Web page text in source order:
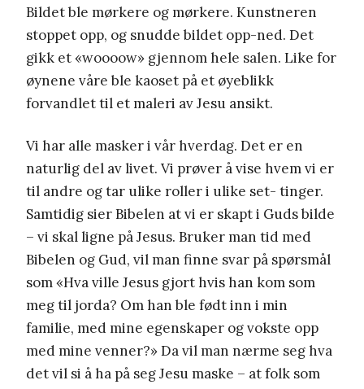
Bildet ble mørkere og mørkere. Kunstneren
stoppet opp, og snudde bildet opp-ned. Det
gikk et «woooow» gjennom hele salen. Like for
øynene våre ble kaoset på et øyeblikk
forvandlet til et maleri av Jesu ansikt.
Vi har alle masker i vår hverdag. Det er en
naturlig del av livet. Vi prøver å vise hvem vi er
til andre og tar ulike roller i ulike set- tinger.
Samtidig sier Bibelen at vi er skapt i Guds bilde
– vi skal ligne på Jesus. Bruker man tid med
Bibelen og Gud, vil man finne svar på spørsmål
som «Hva ville Jesus gjort hvis han kom som
meg til jorda? Om han ble født inn i min
familie, med mine egenskaper og vokste opp
med mine venner?» Da vil man nærme seg hva
det vil si å ha på seg Jesu maske – at folk som